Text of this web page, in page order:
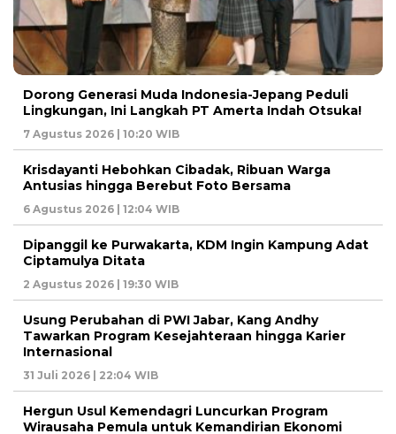
Dorong Generasi Muda Indonesia-Jepang Peduli
Lingkungan, Ini Langkah PT Amerta Indah Otsuka!
7 Agustus 2026 | 10:20 WIB
Krisdayanti Hebohkan Cibadak, Ribuan Warga
Antusias hingga Berebut Foto Bersama
6 Agustus 2026 | 12:04 WIB
Dipanggil ke Purwakarta, KDM Ingin Kampung Adat
Ciptamulya Ditata
2 Agustus 2026 | 19:30 WIB
Usung Perubahan di PWI Jabar, Kang Andhy
Tawarkan Program Kesejahteraan hingga Karier
Internasional
31 Juli 2026 | 22:04 WIB
Hergun Usul Kemendagri Luncurkan Program
Wirausaha Pemula untuk Kemandirian Ekonomi